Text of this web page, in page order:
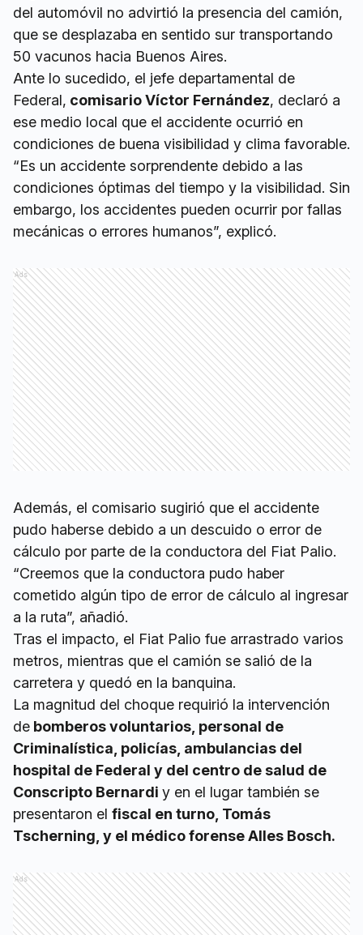
del automóvil no advirtió la presencia del camión,
que se desplazaba en sentido sur transportando
50 vacunos hacia Buenos Aires.
Ante lo sucedido, el jefe departamental de
Federal, comisario Víctor Fernández, declaró a
ese medio local que el accidente ocurrió en
condiciones de buena visibilidad y clima favorable.
“Es un accidente sorprendente debido a las
condiciones óptimas del tiempo y la visibilidad. Sin
embargo, los accidentes pueden ocurrir por fallas
mecánicas o errores humanos”, explicó.
Ads
Además, el comisario sugirió que el accidente
pudo haberse debido a un descuido o error de
cálculo por parte de la conductora del Fiat Palio.
“Creemos que la conductora pudo haber
cometido algún tipo de error de cálculo al ingresar
a la ruta”, añadió.
Tras el impacto, el Fiat Palio fue arrastrado varios
metros, mientras que el camión se salió de la
carretera y quedó en la banquina.
La magnitud del choque requirió la intervención
de bomberos voluntarios, personal de
Criminalística, policías, ambulancias del
hospital de Federal y del centro de salud de
Conscripto Bernardi y en el lugar también se
presentaron el fiscal en turno, Tomás
Tscherning, y el médico forense Alles Bosch.
Ads